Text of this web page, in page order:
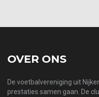
OVER ONS
De voetbalvereniging uit
prestaties samen gaan. De